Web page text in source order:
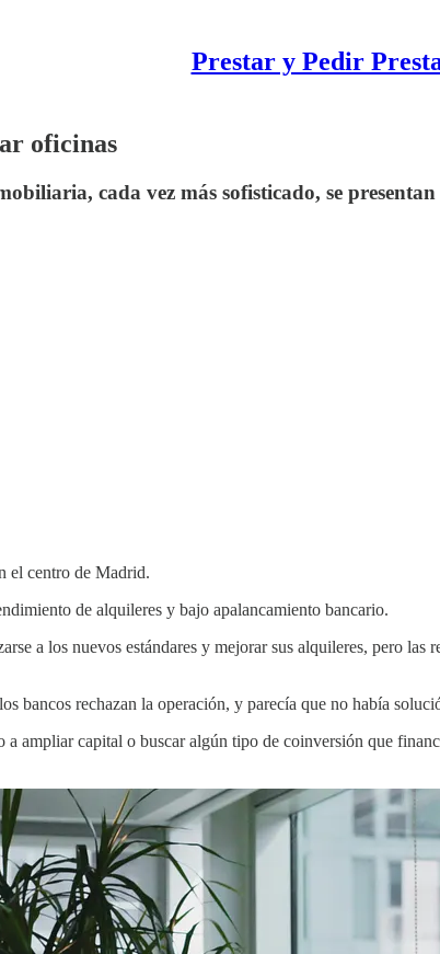
Prestar y Pedir
oficinas
cada vez más sofisticado, se
el centro de Madrid.
de alquileres y bajo apalancamiento bancario.
a los nuevos estándares y mejorar sus alquileres, pero las
bancos rechazan la operación, y parecía que no había
ampliar capital o buscar algún tipo de coinversión que